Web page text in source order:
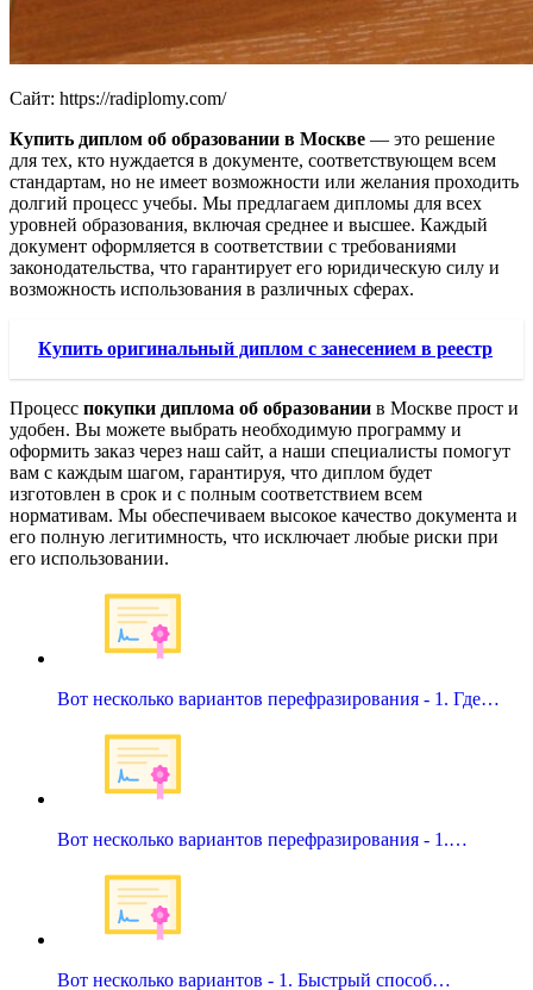
Сайт: https://radiplomy.com/
Купить диплом об образовании в Москве — это решение
для тех, кто нуждается в документе, соответствующем всем
стандартам, но не имеет возможности или желания проходить
долгий процесс учебы. Мы предлагаем дипломы для всех
уровней образования, включая среднее и высшее. Каждый
документ оформляется в соответствии с требованиями
законодательства, что гарантирует его юридическую силу и
возможность использования в различных сферах.
Купить оригинальный диплом с занесением в реестр
Процесс покупки диплома об образовании в Москве прост и
удобен. Вы можете выбрать необходимую программу и
оформить заказ через наш сайт, а наши специалисты помогут
вам с каждым шагом, гарантируя, что диплом будет
изготовлен в срок и с полным соответствием всем
нормативам. Мы обеспечиваем высокое качество документа и
его полную легитимность, что исключает любые риски при
его использовании.
Вот несколько вариантов перефразирования - 1. Где…
Вот несколько вариантов перефразирования - 1.…
Вот несколько вариантов - 1. Быстрый способ…